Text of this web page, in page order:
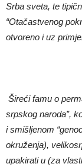
Srba sveta, te tipič
“Otačastvenog
otvoreno i uz
Šireći famu o
srpskog naroda”,
i smišljenom
okruženja),
upakirati u (za